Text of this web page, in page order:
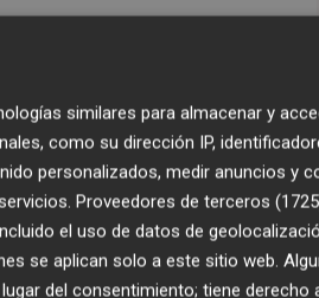
similares para almacenar y
como su dirección IP,
personalizados, medir anuncios y
Proveedores de terceros
el uso de datos de
se aplican solo a este sitio web.
del consentimiento; tiene derecho